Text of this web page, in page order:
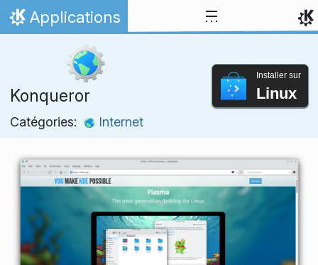
Aller directement au contenu
Accueil
Applications
Konqueror
Catégories: Internet
Installer sur
Linux